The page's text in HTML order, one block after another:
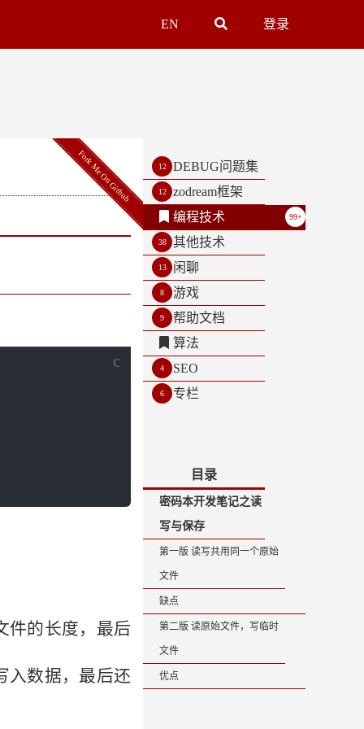
EN 登录
DEBUG问题集
12
zodream框架
12
编程技术 99+
其他技术
38
闲聊
13
游戏
8
帮助文档
9
算法
SEO
4
专栏
6
目录
密码本开发笔记之读
写与保存
第一版 读写共用同一个原始
文件
缺点
第二版 读原始文件，写临时
文件
优点
Fork Me On Github
c
件的长度，最后
入数据，最后还